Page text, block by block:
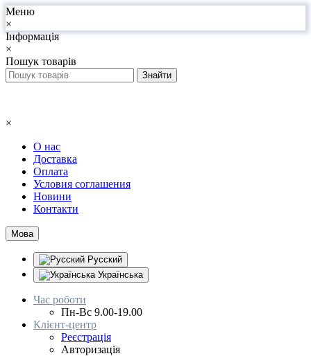
Меню
×
Інформація
×
Пошук товарів
×
О нас
Доставка
Оплата
Условия соглашения
Новини
Контакти
Мова
Русский
Українська
Час роботи
Пн-Вс 9.00-19.00
Клієнт-центр
Реєстрація
Авторизація